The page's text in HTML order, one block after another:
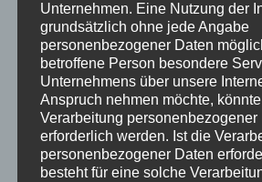
Unternehmen. Eine Nutzung der
grundsätzlich ohne jede Angabe
personenbezogener Daten
betroffene Person besondere
Unternehmens über unsere
Anspruch nehmen möchte,
Verarbeitung personenbezogener
erforderlich werden. Ist die
personenbezogener Daten
besteht für eine solche